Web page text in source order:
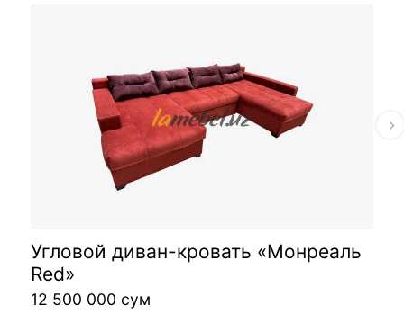
Угловой диван-кровать «Монреаль
Red»
12 500 000 сум